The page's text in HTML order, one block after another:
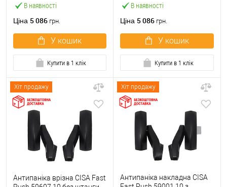
В наявності
чорний із замком та ручкою
Ціна 5 086 грн.
У кошик
Купити в 1 клік
В наявності
червоний із замком та
Ціна 5 086 грн.
У кошик
Купити в 1 клік
Хіт продажу
Антипаніка врізна CISA Fast
Хіт продажу
Антипаніка накладна CISA